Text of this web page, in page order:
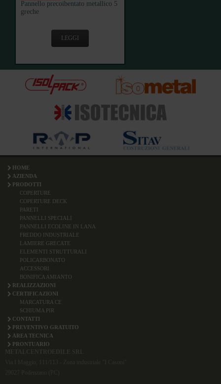
Pannello precoibentato metallico 5
greche
LEGGI
HOME
AZIENDA
PRODOTTI
COPERTURE
COPERTURE DECK
PARETI
PANNELLI SPECIALI
PANNELLI ECOLINE IN LANA
FREDDO INDUSTRIALE
LAMIERE GRECATE
ELEMENTI STRUTTURALI
POLICARBONATO
ACCESSORI
BONIFICA AMIANTO
REALIZZAZIONI
CERTIFICAZIONI
MARCATURA CE
SCHIUMA PIR
CONTATTI
PREVENTIVO GRATUITO
AREA TECNICA
PRONTUARIO